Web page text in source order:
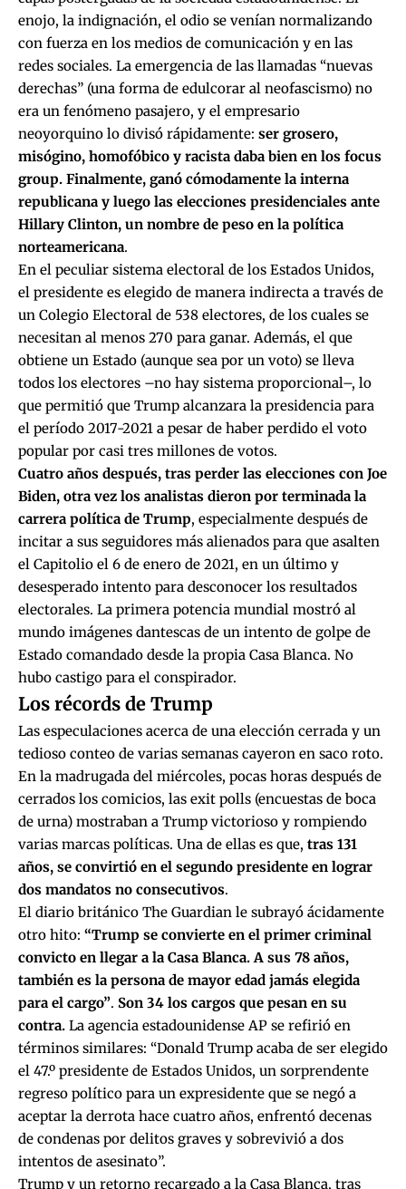
enojo, la indignación, el odio se venían normalizando
con fuerza en los medios de comunicación y en las
redes sociales. La emergencia de las llamadas “nuevas
derechas” (una forma de edulcorar al neofascismo) no
era un fenómeno pasajero, y el empresario
neoyorquino lo divisó rápidamente: ser grosero,
misógino, homofóbico y racista daba bien en los focus
group. Finalmente, ganó cómodamente la interna
republicana y luego las elecciones presidenciales ante
Hillary Clinton, un nombre de peso en la política
norteamericana.
En el peculiar sistema electoral de los Estados Unidos,
el presidente es elegido de manera indirecta a través de
un Colegio Electoral de 538 electores, de los cuales se
necesitan al menos 270 para ganar. Además, el que
obtiene un Estado (aunque sea por un voto) se lleva
todos los electores –no hay sistema proporcional–, lo
que permitió que Trump alcanzara la presidencia para
el período 2017-2021 a pesar de haber perdido el voto
popular por casi tres millones de votos.
Cuatro años después, tras perder las elecciones con Joe
Biden, otra vez los analistas dieron por terminada la
carrera política de Trump, especialmente después de
incitar a sus seguidores más alienados para que asalten
el Capitolio el 6 de enero de 2021, en un último y
desesperado intento para desconocer los resultados
electorales. La primera potencia mundial mostró al
mundo imágenes dantescas de un intento de golpe de
Estado comandado desde la propia Casa Blanca. No
hubo castigo para el conspirador.
Los récords de Trump
Las especulaciones acerca de una elección cerrada y un
tedioso conteo de varias semanas cayeron en saco roto.
En la madrugada del miércoles, pocas horas después de
cerrados los comicios, las exit polls (encuestas de boca
de urna) mostraban a Trump victorioso y rompiendo
varias marcas políticas. Una de ellas es que, tras 131
años, se convirtió en el segundo presidente en lograr
dos mandatos no consecutivos.
El diario británico The Guardian le subrayó ácidamente
otro hito: “Trump se convierte en el primer criminal
convicto en llegar a la Casa Blanca. A sus 78 años,
también es la persona de mayor edad jamás elegida
para el cargo”. Son 34 los cargos que pesan en su
contra. La agencia estadounidense AP se refirió en
términos similares: “Donald Trump acaba de ser elegido
el 47.º presidente de Estados Unidos, un sorprendente
regreso político para un expresidente que se negó a
aceptar la derrota hace cuatro años, enfrentó decenas
de condenas por delitos graves y sobrevivió a dos
intentos de asesinato”.
Trump y un retorno recargado a la Casa Blanca, tras